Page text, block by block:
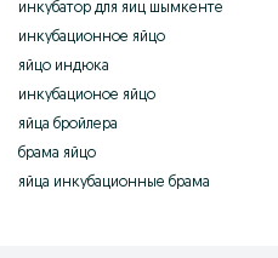
инкубатор для яиц шымкенте
инкубационное яйцо
яйцо индюка
инкубационое яйцо
яйца бройлера
брама яйцо
яйца инкубационные брама